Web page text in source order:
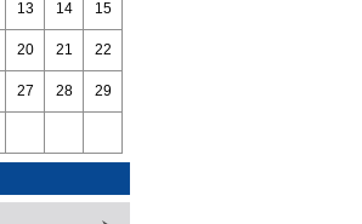
13 14 15
20 21 22
27 28 29